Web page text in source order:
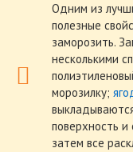
Одним из
полезные
заморозить.
несколькими
морозилку;
поверхность и
затем все